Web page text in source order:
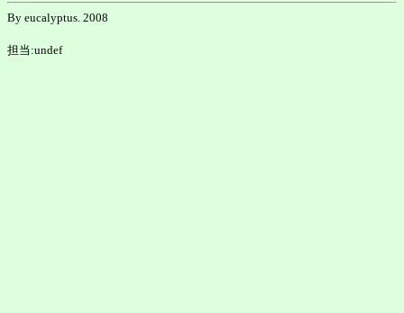
By eucalyptus. 2008
担当:undef